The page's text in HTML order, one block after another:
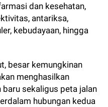
dan kesehatan,
antariksa,
kebudayaan, hingga
besar kemungkinan
menghasilkan
sekaligus peta jalan
hubungan kedua